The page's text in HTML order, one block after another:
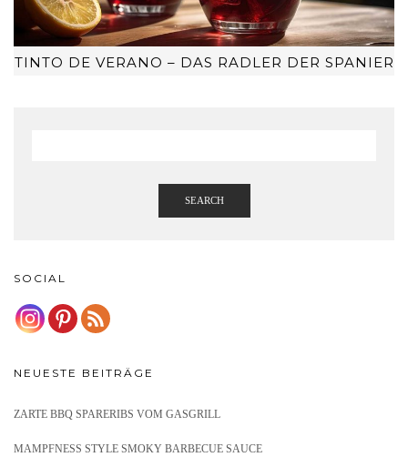
TINTO DE VERANO – DAS RADLER DER SPANIER
SEARCH
SOCIAL
NEUESTE BEITRÄGE
ZARTE BBQ SPARERIBS VOM GASGRILL
MAMPFNESS STYLE SMOKY BARBECUE SAUCE